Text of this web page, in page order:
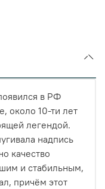
в РФ
около 10-ти лет
легендой.
надпись
качество
и стабильным,
причём этот